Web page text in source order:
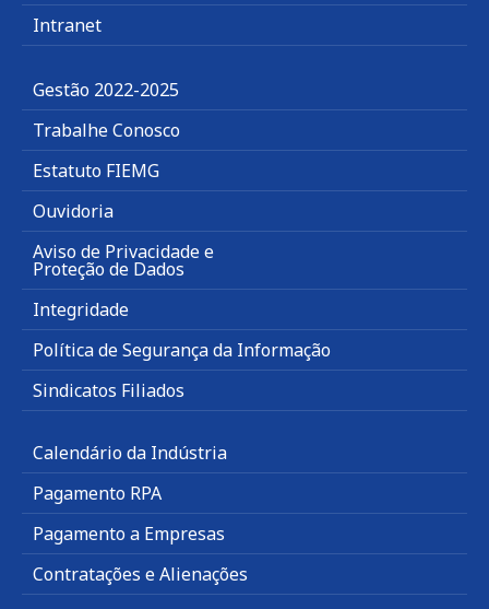
Intranet
Gestão 2022-2025
Trabalhe Conosco
Estatuto FIEMG
Ouvidoria
Aviso de Privacidade e
Proteção de Dados
Integridade
Política de Segurança da Informação
Sindicatos Filiados
Calendário da Indústria
Pagamento RPA
Pagamento a Empresas
Contratações e Alienações